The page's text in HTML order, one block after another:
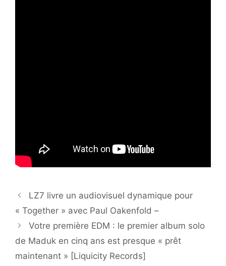
LZ7 livre un audiovisuel dynamique pour
« Together » avec Paul Oakenfold –
Votre première EDM : le premier album solo
de Maduk en cinq ans est presque « prêt
maintenant » [Liquicity Records]